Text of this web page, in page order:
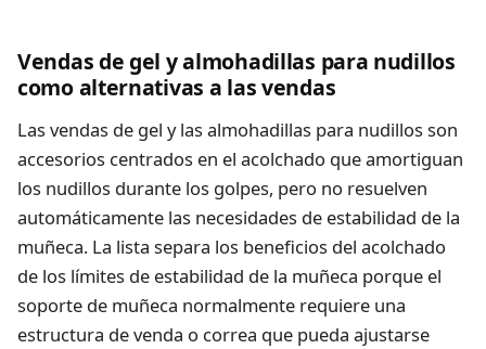
Vendas de gel y almohadillas para nudillos
como alternativas a las vendas
Las vendas de gel y las almohadillas para nudillos son
accesorios centrados en el acolchado que amortiguan
los nudillos durante los golpes, pero no resuelven
automáticamente las necesidades de estabilidad de la
muñeca. La lista separa los beneficios del acolchado
de los límites de estabilidad de la muñeca porque el
soporte de muñeca normalmente requiere una
estructura de venda o correa que pueda ajustarse